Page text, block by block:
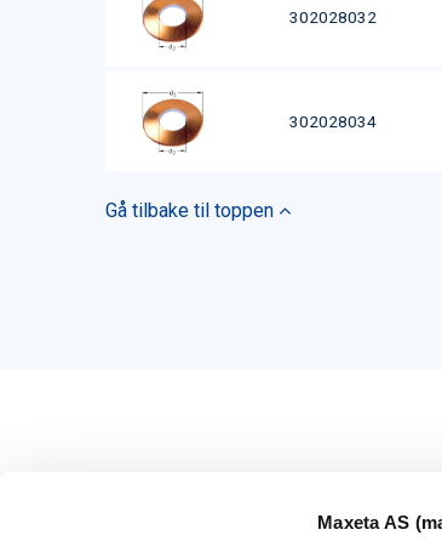
Maxeta AS
302028032
302028034
Gå tilbake til toppen